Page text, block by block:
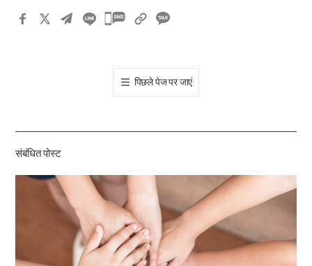
카
톡
공
기
पिछले पेज पर जाएं
संबंधित पोस्ट